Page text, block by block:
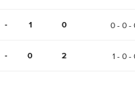
- 1 0 0 - 0 -
- 0 2 1 - 0 -